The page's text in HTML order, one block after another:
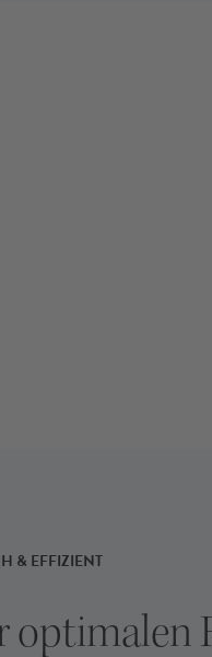
& EFFIZIENT
optimalen